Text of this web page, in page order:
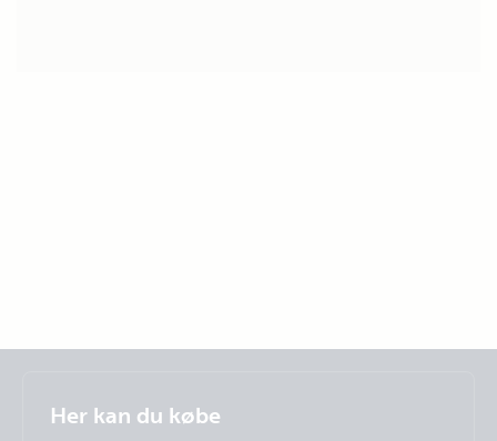
Dansk
Her kan du købe